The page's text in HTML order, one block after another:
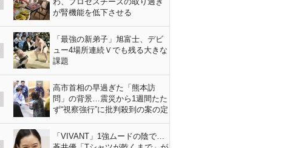
が腎機能を低下させる
「最強の新弟子」旭富士、デビ
ュー4場所連続Ｖでも残る大きな
課題
高市首相の早過ぎた「熊本訪
問」の背景…震災から1週間たた
ず“視察強行”に批判殺到の案の定
「VIVANT」1強ムードの陰で…